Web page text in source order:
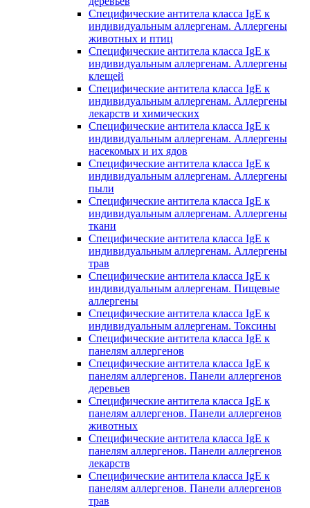
Специфические антитела класса IgE к
индивидуальным аллергенам. Аллергены
животных и птиц
Специфические антитела класса IgE к
индивидуальным аллергенам. Аллергены
клещей
Специфические антитела класса IgE к
индивидуальным аллергенам. Аллергены
лекарств и химических
Специфические антитела класса IgE к
индивидуальным аллергенам. Аллергены
насекомых и их ядов
Специфические антитела класса IgE к
индивидуальным аллергенам. Аллергены
пыли
Специфические антитела класса IgE к
индивидуальным аллергенам. Аллергены
ткани
Специфические антитела класса IgE к
индивидуальным аллергенам. Аллергены
трав
Специфические антитела класса IgE к
индивидуальным аллергенам. Пищевые
аллергены
Специфические антитела класса IgE к
индивидуальным аллергенам. Токсины
Специфические антитела класса IgE к
панелям аллергенов
Специфические антитела класса IgE к
панелям аллергенов. Панели аллергенов
деревьев
Специфические антитела класса IgE к
панелям аллергенов. Панели аллергенов
животных
Специфические антитела класса IgE к
панелям аллергенов. Панели аллергенов
лекарств
Специфические антитела класса IgE к
панелям аллергенов. Панели аллергенов
трав